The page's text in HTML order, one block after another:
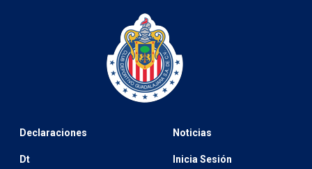
Declaraciones
Dt
Noticias
Inicia Sesión